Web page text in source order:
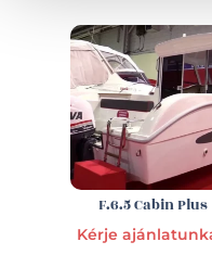
F.6.5 Cabin Plus
Kérje